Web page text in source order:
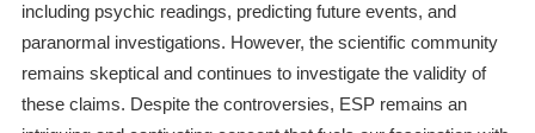
including psychic readings, predicting future events, and
paranormal investigations. However, the scientific community
remains skeptical and continues to investigate the validity of
these claims. Despite the controversies, ESP remains an